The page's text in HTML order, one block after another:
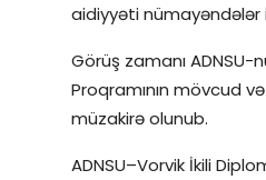
aidiyyəti nümayəndələr
Görüş zamanı
Proqramının mövcud
müzakirə olunub.
ADNSU–Vorvik İkili